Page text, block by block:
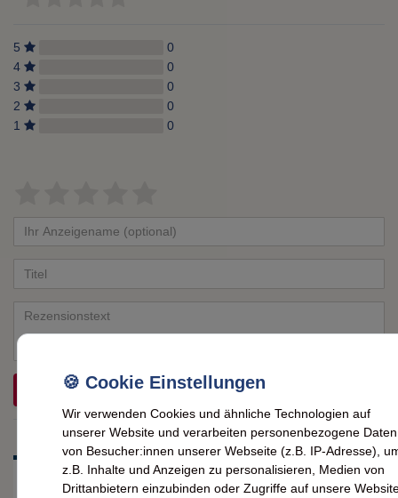
5
0
4
0
3
0
2
0
1
0
von
5
Bewertungssternen
von
5
Bewertungssternen
von
5
Bewertungssternen
von
5
Bewertungssternen
von
5
Bewertungssternen
Anzeigename
(optional)
REZENSION SENDEN
Wir verwenden Cookies und ähnliche Technologien auf
unserer Website und verarbeiten personenbezogene Daten
von Besucher:innen unserer Webseite (z.B. IP-Adresse),
z.B. Inhalte und Anzeigen zu personalisieren, Medien von
Drittanbietern einzubinden oder Zugriffe auf unsere